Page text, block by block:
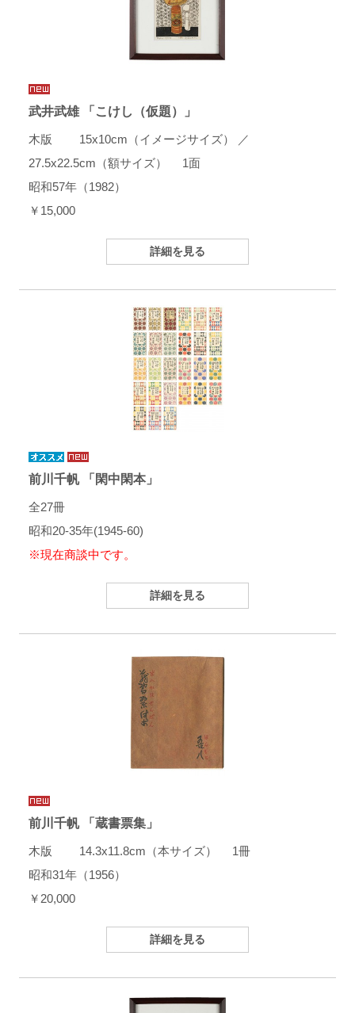
武井武雄 「こけし（仮題）」
木版 15x10cm（イメージサイズ） ／
27.5x22.5cm（額サイズ） 1面
昭和57年（1982）
￥15,000
詳細を見る
前川千帆 「閑中閑本」
全27冊
昭和20-35年(1945-60)
※現在商談中です。
詳細を見る
前川千帆 「蔵書票集」
木版 14.3x11.8cm（本サイズ） 1冊
昭和31年（1956）
￥20,000
詳細を見る